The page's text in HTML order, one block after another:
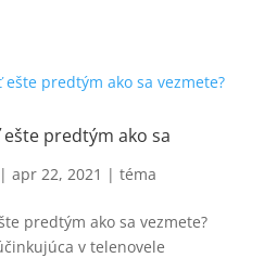
predtým ako sa
apr 22, 2021 | téma
predtým ako sa vezmete?
v telenovele